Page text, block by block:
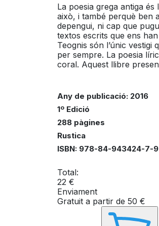
Any de publicació: 2016
1º Edició
288 pàgines
Rustica
ISBN: 978-84-943424-7-9